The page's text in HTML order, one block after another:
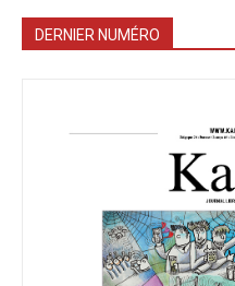
DERNIER NUMÉRO